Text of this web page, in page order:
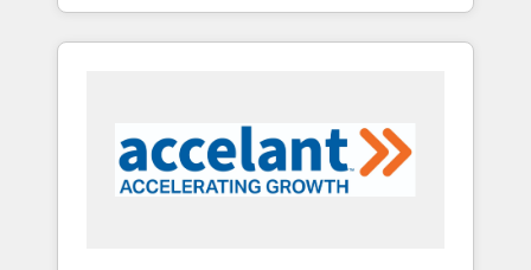
any apps, in any direction. Stuck on your old
CRM..? Migrate | seamlessly off your old CRM
our in-house "HubScrub" Tool.
strategy, processes, and teams that turn
HubSpot into a genuine growth engine.
5 partners worldwide, and with over 15 years
in the ecosystem, Huble has built a track
record that speaks for itself. One company,